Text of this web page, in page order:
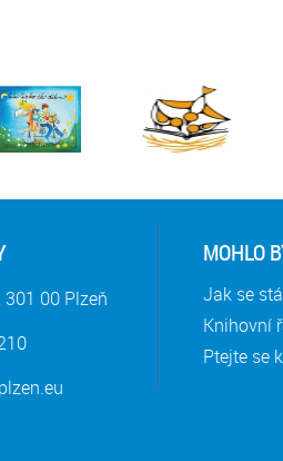
301 00 Plzeň
MOHLO
Jak se
Knihovní
Ptejte se